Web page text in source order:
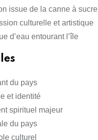
issue de la canne à sucre
culturelle et artistique
d’eau entourant l’île
du pays
et identité
spirituel majeur
du pays
culturel